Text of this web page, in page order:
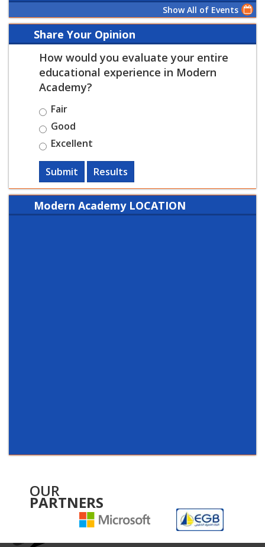
Show All of Events
Share Your Opinion
How would you evaluate your entire
educational experience in Modern
Academy?
Fair
Good
Excellent
Submit Results
Modern Academy LOCATION
OUR
PARTNERS